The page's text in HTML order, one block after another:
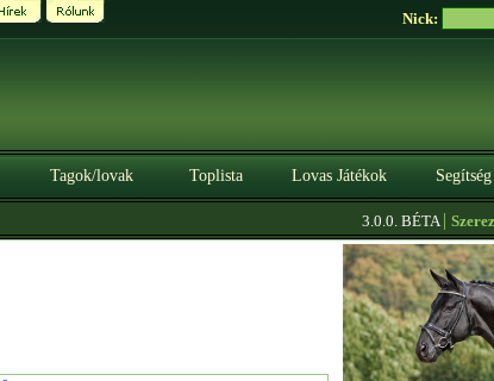
Nick:
Tagok/lovak Toplista Lovas Játékok Segítség
3.0.0. BÉTA|Szerezz